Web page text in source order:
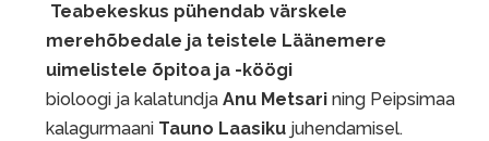
Teabekeskus pühendab värskele
merehõbedale ja teistele Läänemere
uimelistele õpitoa ja -köögi
bioloogi ja kalatundja Anu Metsari ning Peipsimaa
kalagurmaani Tauno Laasiku juhendamisel.